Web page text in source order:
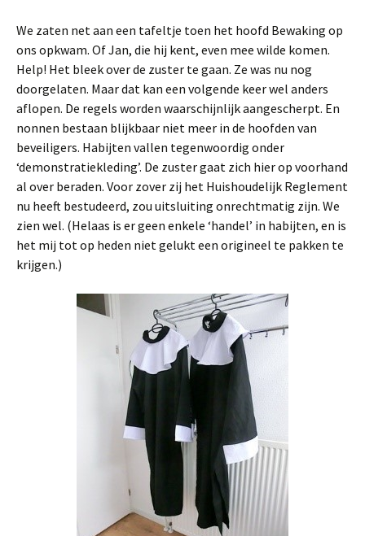
We zaten net aan een tafeltje toen het hoofd Bewaking op
ons opkwam. Of Jan, die hij kent, even mee wilde komen.
Help! Het bleek over de zuster te gaan. Ze was nu nog
doorgelaten. Maar dat kan een volgende keer wel anders
aflopen. De regels worden waarschijnlijk aangescherpt. En
nonnen bestaan blijkbaar niet meer in de hoofden van
beveiligers. Habijten vallen tegenwoordig onder
‘demonstratiekleding’. De zuster gaat zich hier op voorhand
al over beraden. Voor zover zij het Huishoudelijk Reglement
nu heeft bestudeerd, zou uitsluiting onrechtmatig zijn. We
zien wel. (Helaas is er geen enkele ‘handel’ in habijten, en is
het mij tot op heden niet gelukt een origineel te pakken te
krijgen.)